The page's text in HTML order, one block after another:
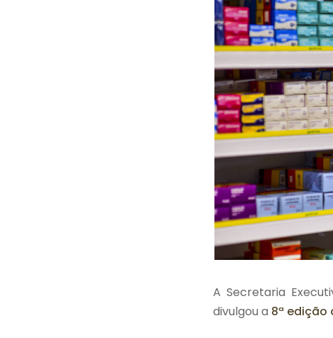
A Secretaria
divulgou a 8ª edição